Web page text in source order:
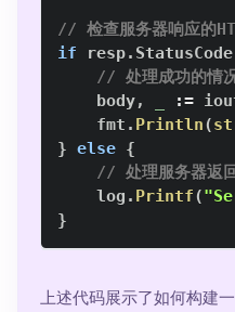
// 检查服务器响应的
if resp. StatusCode
// 处理成功的情
    body
, :=
    fmt
. Println(
} else {
// 处理服务器返
    log
. Printf(
}
上述代码展示了如何构建